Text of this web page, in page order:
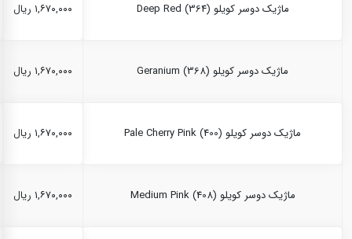
ماژیک دوسر کویلو Deep Red (364) ۱,۶۷۰,۰۰۰ ریال
ماژیک دوسر کویلو Geranium (368) ۱,۶۷۰,۰۰۰ ریال
ماژیک دوسر کویلو Pale Cherry Pink (400) ۱,۶۷۰,۰۰۰ ریال
ماژیک دوسر کویلو Medium Pink (408) ۱,۶۷۰,۰۰۰ ریال